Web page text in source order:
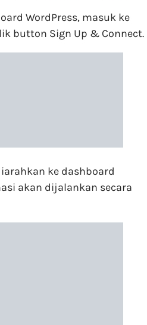
WordPress, masuk ke
button Sign Up & Connect.
ke dashboard
akan dijalankan secara